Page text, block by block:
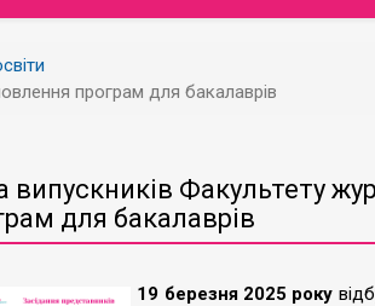
програм для бакалаврів
випускників Факультету
для бакалаврів
19 березня 2025 року